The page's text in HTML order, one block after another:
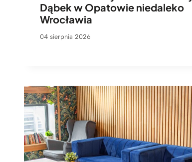
Dąbek w Opatowie niedaleko
Wrocławia
04 sierpnia 2026